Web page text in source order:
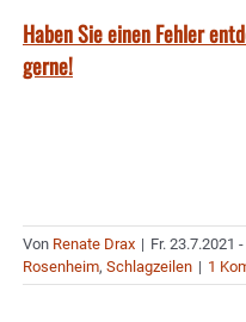
Haben Sie einen Fehler
gerne!
Von Renate Drax | Fr. 23.7.2021 -
Rosenheim, Schlagzeilen | 1